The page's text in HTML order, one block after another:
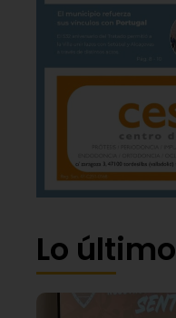
Lo último